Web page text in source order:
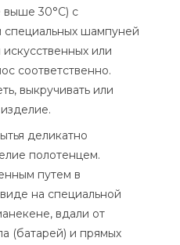
выше 30°C) с
специальных шампуней
или
соответственно.
выкручивать или
деликатно
полотенцем.
путем в
на специальной
вдали от
(батарей) и прямых